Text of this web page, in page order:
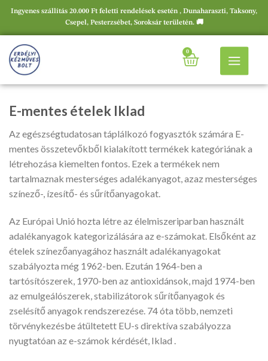
Ingyenes szállítás 20.000 Ft feletti rendelések esetén , Dunaharaszti, Taksony,
Csepel, Pesterzsébet, Soroksár területén. 🚚
0
E-mentes ételek Iklad
Az egészségtudatosan táplálkozó fogyasztók számára E-
mentes összetevőkből kialakított termékek kategóriának a
létrehozása kiemelten fontos. Ezek a termékek nem
tartalmaznak mesterséges adalékanyagot, azaz mesterséges
színező-, ízesítő- és sűrítőanyagokat.
Az Európai Unió hozta létre az élelmiszeriparban használt
adalékanyagok kategorizálására az e-számokat. Elsőként az
ételek színezőanyagához használt adalékanyagokat
szabályozta még 1962-ben. Ezután 1964-ben a
tartósítószerek, 1970-ben az antioxidánsok, majd 1974-ben
az emulgeálószerek, stabilizátorok sűrítőanyagok és
zselésítő anyagok rendszerezése. 74 óta több, nemzeti
törvénykezésbe átültetett EU-s direktíva szabályozza
nyugtatóan az e-számok kérdését, Iklad .